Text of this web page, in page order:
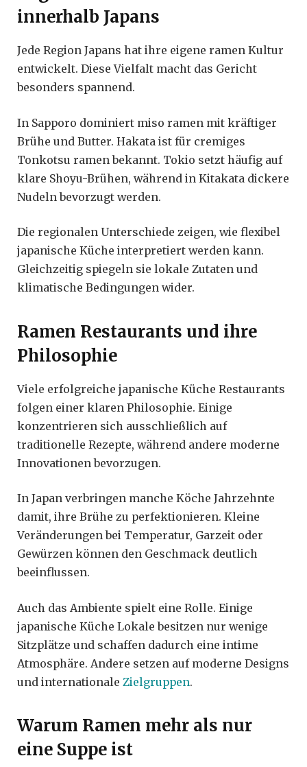
innerhalb Japans
Jede Region Japans hat ihre eigene ramen Kultur
entwickelt. Diese Vielfalt macht das Gericht
besonders spannend.
In Sapporo dominiert miso ramen mit kräftiger
Brühe und Butter. Hakata ist für cremiges
Tonkotsu ramen bekannt. Tokio setzt häufig auf
klare Shoyu-Brühen, während in Kitakata dickere
Nudeln bevorzugt werden.
Die regionalen Unterschiede zeigen, wie flexibel
japanische Küche interpretiert werden kann.
Gleichzeitig spiegeln sie lokale Zutaten und
klimatische Bedingungen wider.
Ramen Restaurants und ihre
Philosophie
Viele erfolgreiche japanische Küche Restaurants
folgen einer klaren Philosophie. Einige
konzentrieren sich ausschließlich auf
traditionelle Rezepte, während andere moderne
Innovationen bevorzugen.
In Japan verbringen manche Köche Jahrzehnte
damit, ihre Brühe zu perfektionieren. Kleine
Veränderungen bei Temperatur, Garzeit oder
Gewürzen können den Geschmack deutlich
beeinflussen.
Auch das Ambiente spielt eine Rolle. Einige
japanische Küche Lokale besitzen nur wenige
Sitzplätze und schaffen dadurch eine intime
Atmosphäre. Andere setzen auf moderne Designs
und internationale Zielgruppen.
Warum Ramen mehr als nur
eine Suppe ist